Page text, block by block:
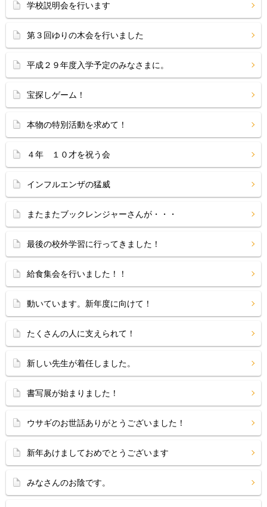
学校説明会を行います
第３回ゆりの木会を行いました
平成２９年度入学予定のみなさまに。
宝探しゲーム！
本物の特別活動を求めて！
４年 １０才を祝う会
インフルエンザの猛威
またまたブックレンジャーさんが・・・
最後の校外学習に行ってきました！
給食集会を行いました！！
動いています。新年度に向けて！
たくさんの人に支えられて！
新しい先生が着任しました。
書写展が始まりました！
ウサギのお世話ありがとうございました！
新年あけましておめでとうございます
みなさんのお陰です。